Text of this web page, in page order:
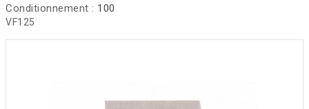
Conditionnement : 100
VF125